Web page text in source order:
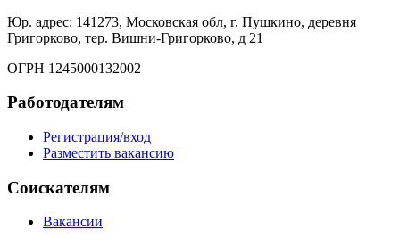
Юр. адрес: 141273, Московская обл, г. Пушкино, деревня
Григорково, тер. Вишни-Григорково, д 21
ОГРН 1245000132002
Работодателям
Регистрация/вход
Разместить вакансию
Соискателям
Вакансии